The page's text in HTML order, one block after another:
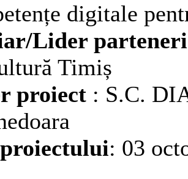
digitale
Lider
Timiș
proiect : S.C.
: 03